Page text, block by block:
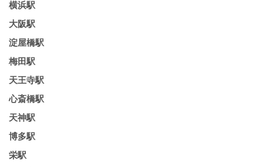
横浜駅
大阪駅
淀屋橋駅
梅田駅
天王寺駅
心斎橋駅
天神駅
博多駅
栄駅